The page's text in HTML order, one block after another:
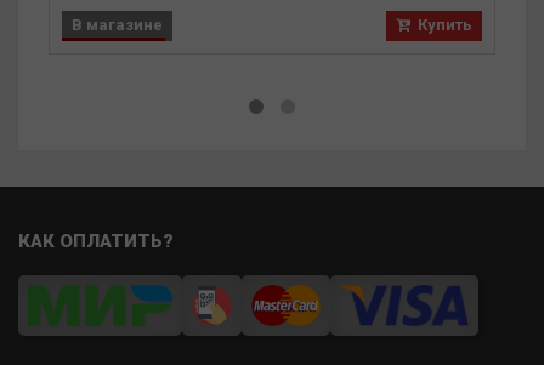
Купить
В магазине
КАК ОПЛАТИТЬ?